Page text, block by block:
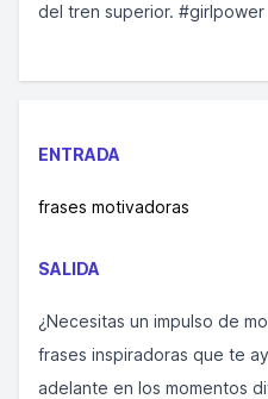
del tren superior. #girlpower
ENTRADA
frases motivadoras
SALIDA
¿Necesitas un impulso de
frases inspiradoras que te
adelante en los momentos